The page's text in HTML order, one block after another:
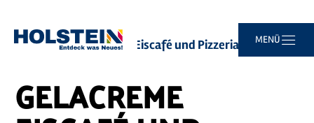
Hauptinhalt
Suche
Navigation
Footer
MENÜ
Sie
Startseite Gelacreme Eiscafé und Pizzeria
GELACREME